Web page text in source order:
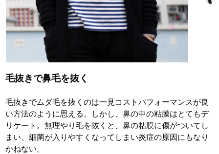
毛抜きで鼻毛を抜く
毛抜きでムダ毛を抜くのは一見コストパフォーマンスが良
い方法のように思える。しかし、鼻の中の粘膜はとてもデ
リケート。無理やり毛を抜くと、鼻の粘膜に傷がついてし
まい、細菌が入りやすくなってしまい炎症の原因にもなり
かねない。